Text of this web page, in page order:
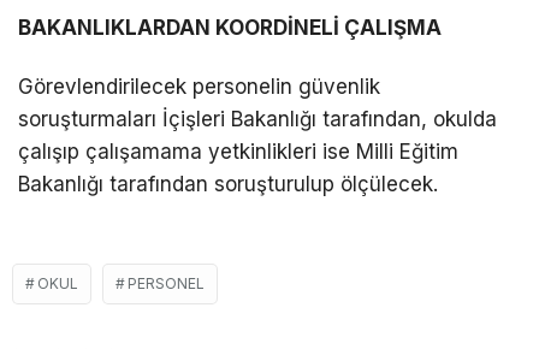
BAKANLIKLARDAN KOORDİNELİ ÇALIŞMA
Görevlendirilecek personelin güvenlik
soruşturmaları İçişleri Bakanlığı tarafından, okulda
çalışıp çalışamama yetkinlikleri ise Milli Eğitim
Bakanlığı tarafından soruşturulup ölçülecek.
OKUL PERSONEL